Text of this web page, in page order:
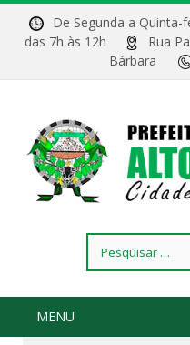
De Segunda a Quinta-
das 7h às 12h
Rua
Bárbara
por:
MENU